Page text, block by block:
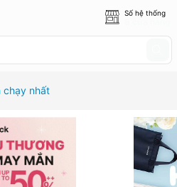
Số hệ thống
chạy nhất